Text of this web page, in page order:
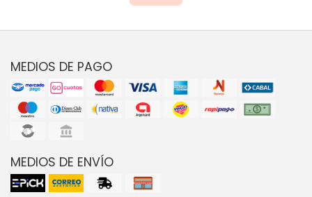
MEDIOS DE PAGO
MEDIOS DE ENVÍO